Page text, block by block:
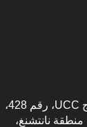
غرفة 612، 6 برج UCC، رقم 428،
نانتشنغ،